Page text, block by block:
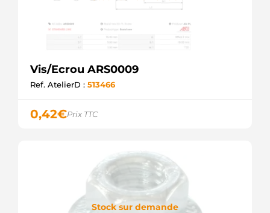
Vis/Ecrou ARS0009
Ref. AtelierD : 513466
0,42€Prix TTC
Stock sur demande